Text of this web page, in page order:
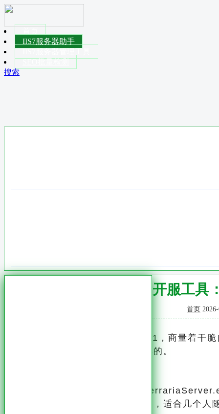
IIS7服务器助手
搜索
Terraria 1.4.1开服工
首页
最近几个朋友想玩泰拉瑞亚1.4.1，商量着干
一圈，发现开服工具其实挺简单的。
官方本身就有一个服务端程序
这个是最基础的版本，功能够用，适合几个人